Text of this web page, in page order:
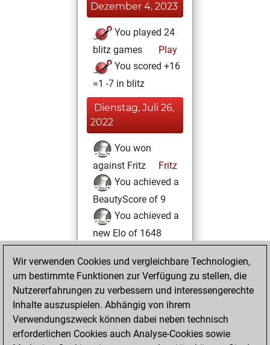
Dezember 4, 2023
You played 24
blitz games
Play
You scored +16
=1 -7 in blitz
Dienstag, Juli 26,
2022
You won
against Fritz
Fritz
You achieved a
BeautyScore of 9
You achieved a
new Elo of 1648
Samstag, April 9,
2022
your Fritz account
Fritz
Samstag,
Wir verwenden Cookies und vergleichbare Technologien,
um bestimmte Funktionen zur Verfügung zu stellen, die
Nutzererfahrungen zu verbessern und interessengerechte
Inhalte auszuspielen. Abhängig von ihrem
Verwendungszweck können dabei neben technisch
erforderlichen Cookies auch Analyse-Cookies sowie